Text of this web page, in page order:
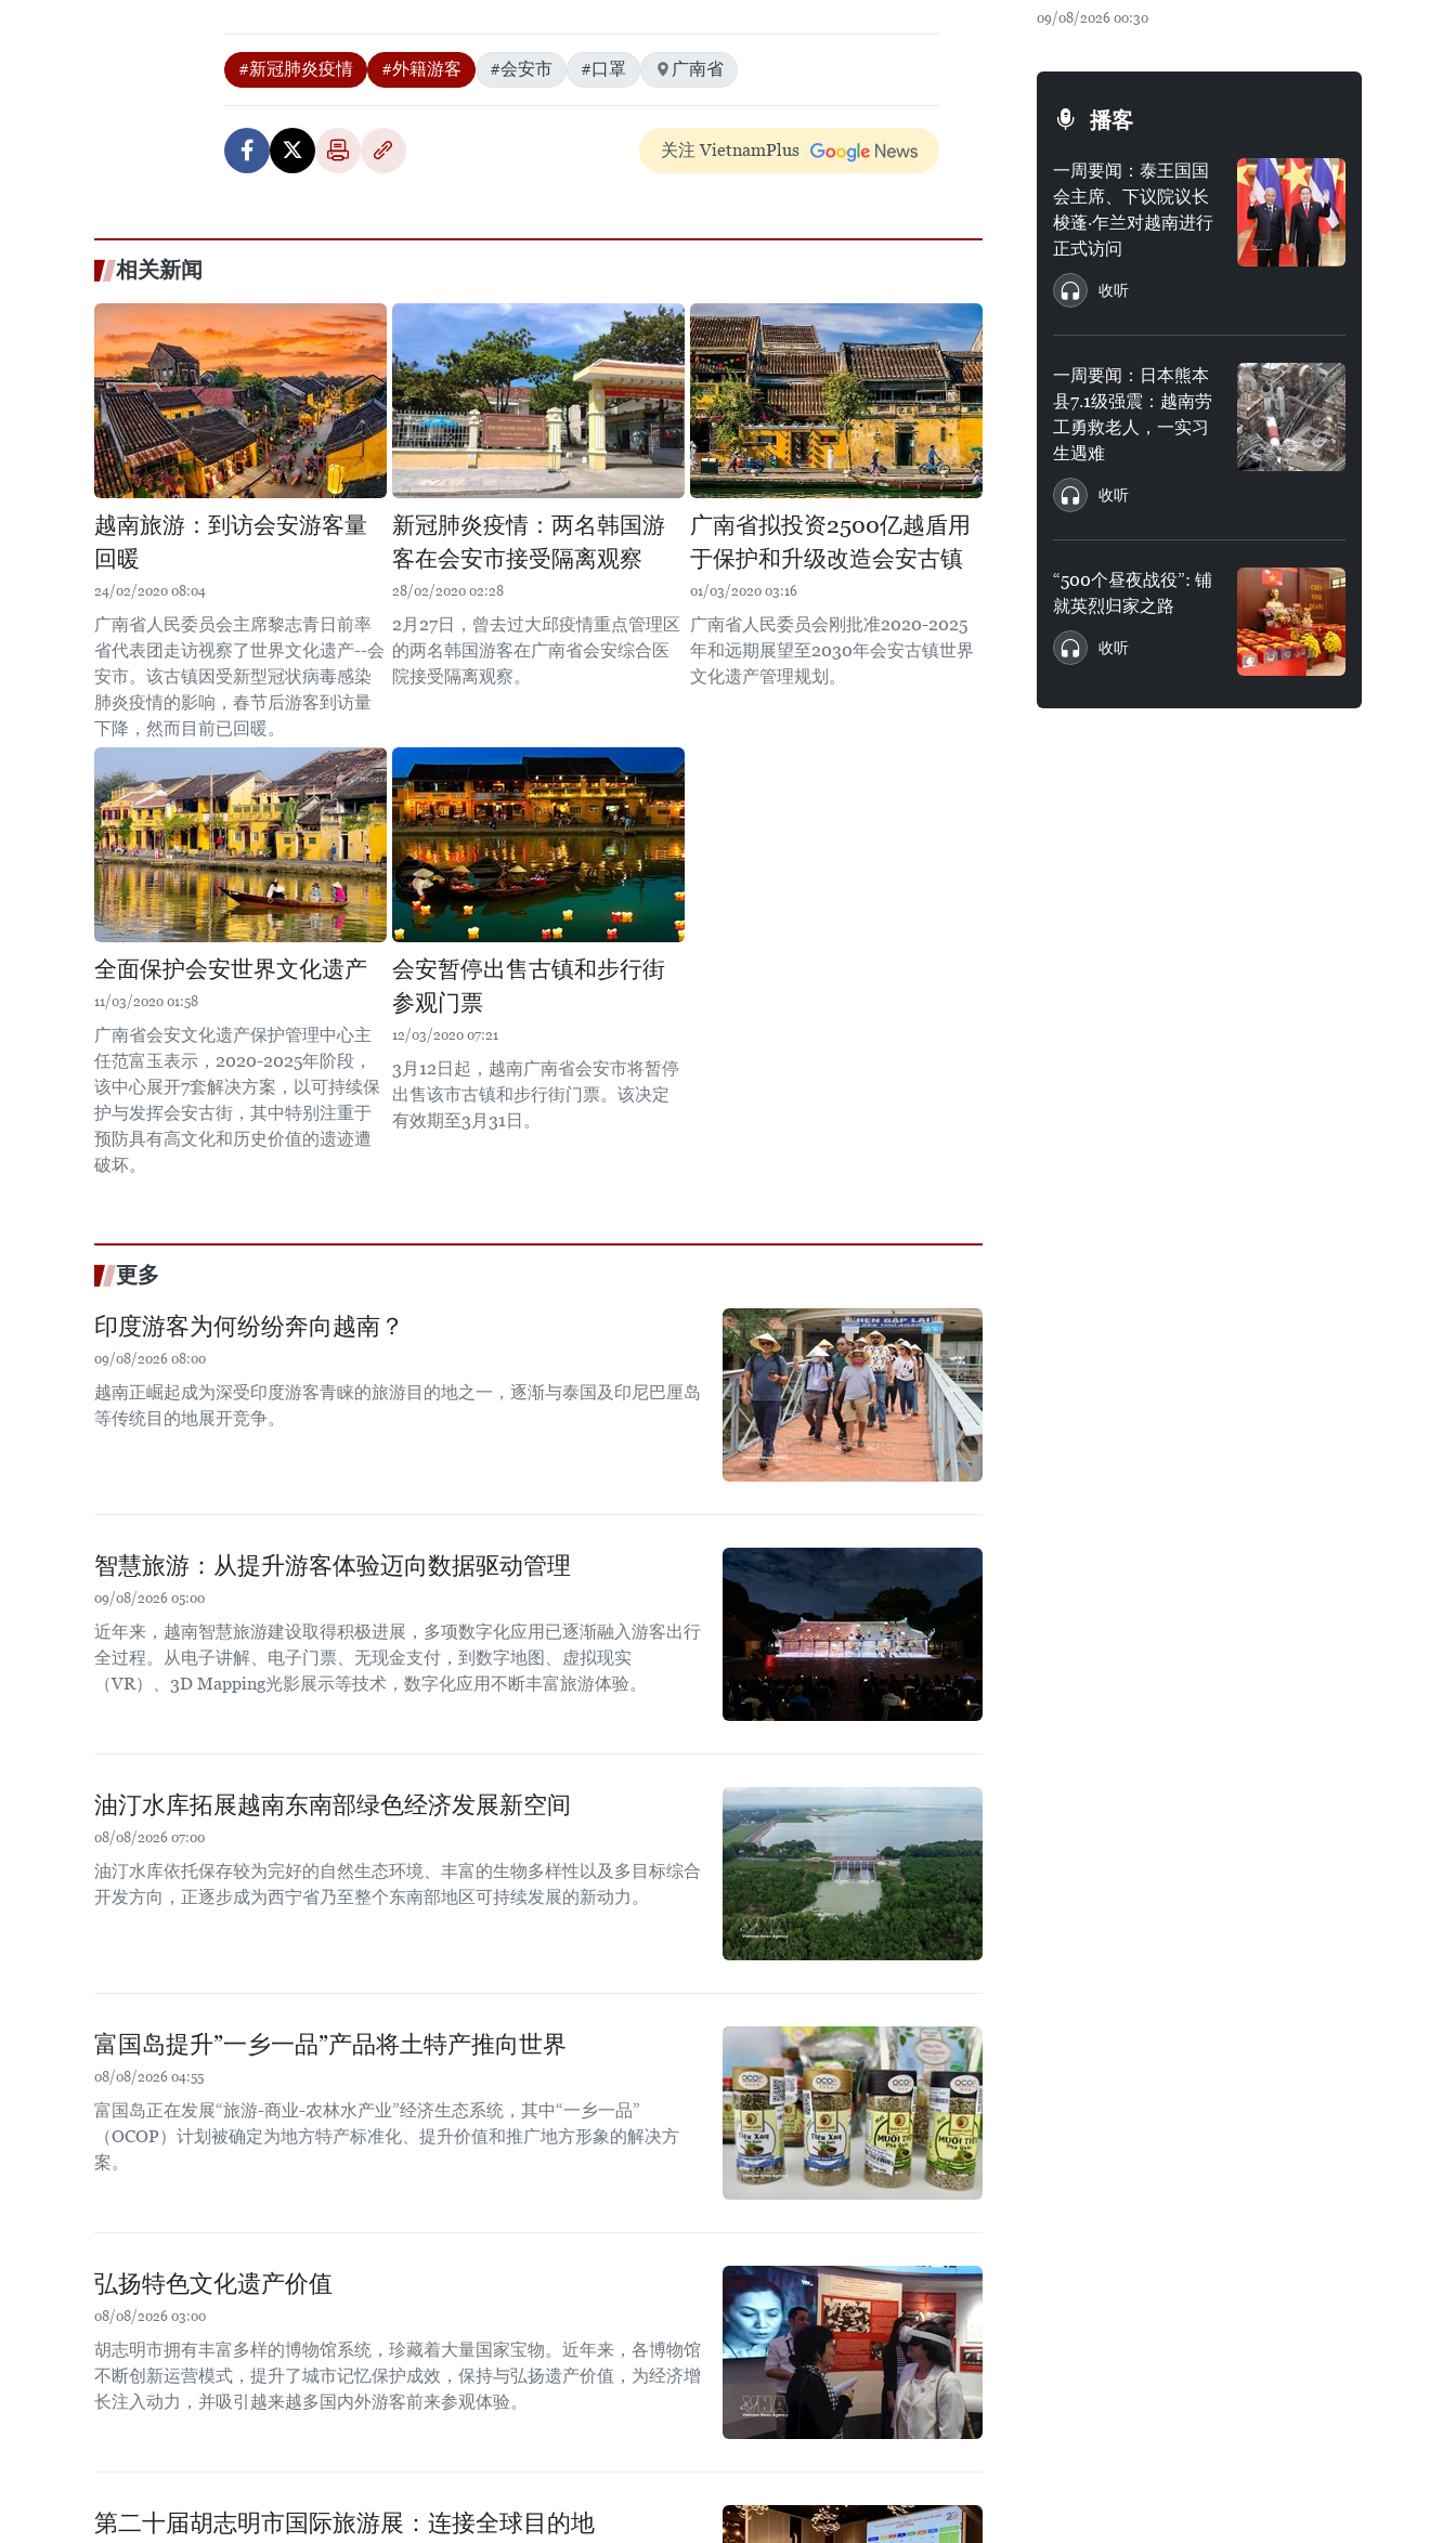
#新冠肺炎疫情 #外籍游客 #会安市 #口罩 广南省
关注 VietnamPlus
相关新闻
越南旅游：到访会安游客量
回暖
24/02/2020 08:04
广南省人民委员会主席黎志青日前率
省代表团走访视察了世界文化遗产--会
安市。该古镇因受新型冠状病毒感染
肺炎疫情的影响，春节后游客到访量
下降，然而目前已回暖。
新冠肺炎疫情：两名韩国游
客在会安市接受隔离观察
28/02/2020 02:28
2月27日，曾去过大邱疫情重点管理区
的两名韩国游客在广南省会安综合医
院接受隔离观察。
广南省拟投资2500亿越盾用
于保护和升级改造会安古镇
01/03/2020 03:16
广南省人民委员会刚批准2020-2025
年和远期展望至2030年会安古镇世界
文化遗产管理规划。
全面保护会安世界文化遗产
11/03/2020 01:58
广南省会安文化遗产保护管理中心主
任范富玉表示，2020-2025年阶段，
该中心展开7套解决方案，以可持续保
护与发挥会安古街，其中特别注重于
预防具有高文化和历史价值的遗迹遭
破坏。
会安暂停出售古镇和步行街
参观门票
12/03/2020 07:21
3月12日起，越南广南省会安市将暂停
出售该市古镇和步行街门票。该决定
有效期至3月31日。
更多
印度游客为何纷纷奔向越南？
09/08/2026 08:00
越南正崛起成为深受印度游客青睐的旅游目的地之一，逐渐与泰国及印尼巴厘岛
等传统目的地展开竞争。
智慧旅游：从提升游客体验迈向数据驱动管理
09/08/2026 05:00
近年来，越南智慧旅游建设取得积极进展，多项数字化应用已逐渐融入游客出行
全过程。从电子讲解、电子门票、无现金支付，到数字地图、虚拟现实
（VR）、3D Mapping光影展示等技术，数字化应用不断丰富旅游体验。
油汀水库拓展越南东南部绿色经济发展新空间
08/08/2026 07:00
油汀水库依托保存较为完好的自然生态环境、丰富的生物多样性以及多目标综合
开发方向，正逐步成为西宁省乃至整个东南部地区可持续发展的新动力。
富国岛提升”一乡一品”产品将土特产推向世界
08/08/2026 04:55
富国岛正在发展“旅游-商业-农林水产业”经济生态系统，其中“一乡一品”
（OCOP）计划被确定为地方特产标准化、提升价值和推广地方形象的解决方
案。
弘扬特色文化遗产价值
08/08/2026 03:00
胡志明市拥有丰富多样的博物馆系统，珍藏着大量国家宝物。近年来，各博物馆
不断创新运营模式，提升了城市记忆保护成效，保持与弘扬遗产价值，为经济增
长注入动力，并吸引越来越多国内外游客前来参观体验。
第二十届胡志明市国际旅游展：连接全球目的地
09/08/2026 00:30
播客
一周要闻：泰王国国
会主席、下议院议长
梭蓬·乍兰对越南进行
正式访问
收听
一周要闻：日本熊本
县7.1级强震：越南劳
工勇救老人，一实习
生遇难
收听
“500个昼夜战役”: 铺
就英烈归家之路
收听